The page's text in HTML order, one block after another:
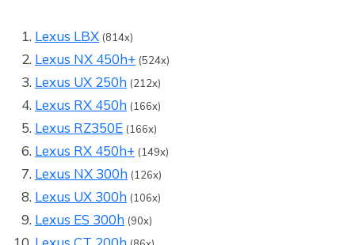
Lexus LBX (814x)
Lexus NX 450h+ (524x)
Lexus UX 250h (212x)
Lexus RX 450h (166x)
Lexus RZ350E (166x)
Lexus RX 450h+ (149x)
Lexus NX 300h (126x)
Lexus UX 300h (106x)
Lexus ES 300h (90x)